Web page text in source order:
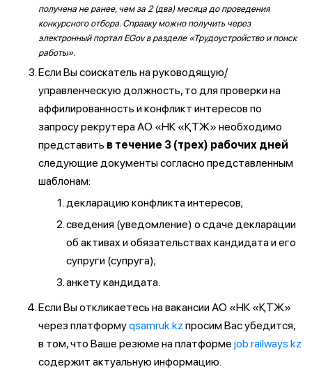
получена не ранее, чем за 2 (два) месяца до проведения
конкурсного отбора. Справку можно получить через
электронный портал EGov в разделе «Трудоустройство и поиск
работы».
Если Вы соискатель на руководящую/
управленческую должность, то для проверки на
аффилированность и конфликт интересов по
запросу рекрутера АО «НК «ҚТЖ» необходимо
представить в течение 3 (трех) рабочих дней
следующие документы согласно представленным
шаблонам:
декларацию конфликта интересов;
сведения (уведомление) о сдаче декларации
об активах и обязательствах кандидата и его
супруги (супруга);
анкету кандидата.
Если Вы откликаетесь на вакансии АО «НК «ҚТЖ»
через платформуqsamruk.kz просим Вас убедится,
в том, что Ваше резюме на платформе job.railways.kz
содержит актуальную информацию.